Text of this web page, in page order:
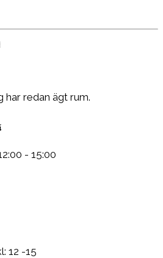
har redan ägt rum.
- 15:00
12 -15